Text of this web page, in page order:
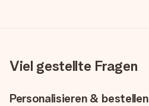
Viel gestellte Fragen
Personalisieren & bestellen